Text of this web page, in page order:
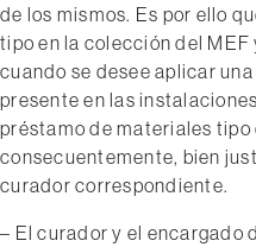
de los mismos. Es por ello
tipo en la colección del
cuando se desee aplicar
presente en las
préstamo de materiales tipo
consecuentemente, bien
curador correspondiente.
– El curador y el encargado